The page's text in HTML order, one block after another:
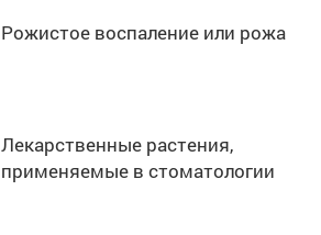
Рожистое воспаление или рожа
Лекарственные растения,
применяемые в стоматологии